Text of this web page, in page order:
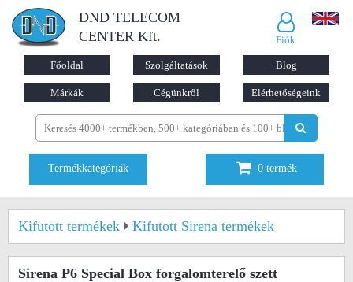
DND TELECOM
CENTER Kft.
Fiók
Főoldal Szolgáltatások Blog
Márkák Cégünkről Elérhetőségeink
Termékkategóriák 0 termék
Kifutott termékek Kifutott Sirena termékek
Sirena P6 Special Box forgalomterelő szett